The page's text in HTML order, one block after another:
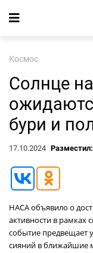
Космос
Солнце
бури и
17.10.2024 Разместил:
НАСА объявило о
активности в рамках
событие предвещает
сияний в ближайшие